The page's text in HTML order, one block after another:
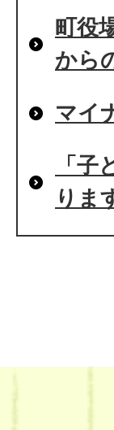
町役
から
マイ
「
りま